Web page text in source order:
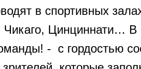
в спортивных
Цинциннати… В
- с гордостью